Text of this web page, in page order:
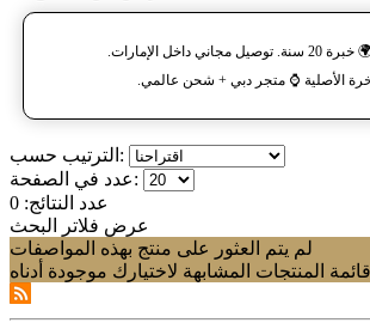
الأصلية ⌚️ متجر دبي + شحن عالمي.
الترتيب حسب:
عدد في الصفحة:
عدد النتائج: 0
عرض فلاتر البحث
لم يتم العثور على منتج بهذه المواصفات
قائمة المنتجات المشابهة لاختيارك موجودة أدناه